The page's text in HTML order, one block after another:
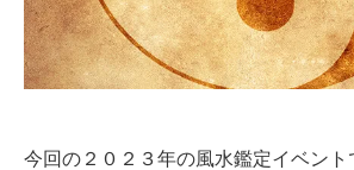
今回の２０２３年の風水鑑定イベント